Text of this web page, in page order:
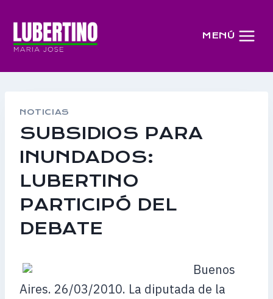
contenido
MENÚ
NOTICIAS
SUBSIDIOS PARA
INUNDADOS:
LUBERTINO
PARTICIPÓ DEL
DEBATE
Buenos
Aires. 26/03/2010. La diputada de la